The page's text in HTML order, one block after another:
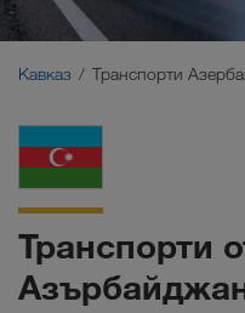
Кавказ Транспорти
Транспорти